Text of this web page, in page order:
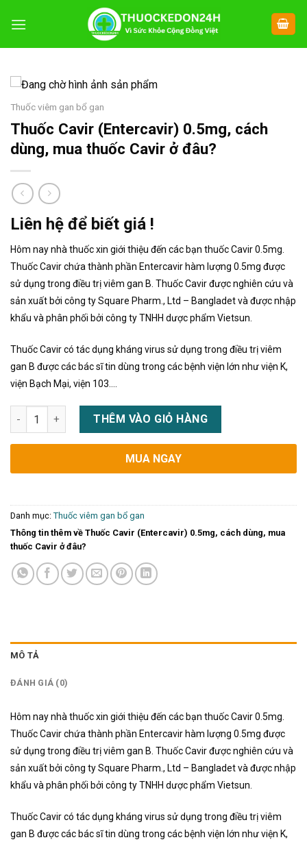
đến
Thuốc viêm gan bổ gan
Thuốc Cavir (Entercavir) 0.5mg, cách
dùng, mua thuốc Cavir ở đâu?
Liên hệ để biết giá !
Hôm nay nhà thuốc xin giới thiệu đến các bạn thuốc Cavir 0.5mg.
Thuốc Cavir chứa thành phần Entercavir hàm lượng 0.5mg được
sử dụng trong điều trị viêm gan B. Thuốc Cavir được nghiên cứu và
sản xuất bởi công ty Square Pharm., Ltd – Bangladet và được nhập
khẩu và phân phối bởi công ty TNHH dược phẩm Vietsun.
Thuốc Cavir có tác dụng kháng virus sử dụng trong điều trị viêm
gan B được các bác sĩ tin dùng trong các bệnh viện lớn như viện K,
viện Bạch Mại, viện 103….
Thuốc Cavir (Entercavir) 0.5mg, cách dùng, mua thuốc Cavir ở
THÊM VÀO GIỎ HÀNG
MUA NGAY
Danh mục: Thuốc viêm gan bổ gan
Thông tin thêm về Thuốc Cavir (Entercavir) 0.5mg, cách dùng, mua
thuốc Cavir ở đâu?
MÔ TẢ
ĐÁNH GIÁ (0)
Hôm nay nhà thuốc xin giới thiệu đến các bạn thuốc Cavir 0.5mg.
Thuốc Cavir chứa thành phần Entercavir hàm lượng 0.5mg được
sử dụng trong điều trị viêm gan B. Thuốc Cavir được nghiên cứu và
sản xuất bởi công ty Square Pharm., Ltd – Bangladet và được nhập
khẩu và phân phối bởi công ty TNHH dược phẩm Vietsun.
Thuốc Cavir có tác dụng kháng virus sử dụng trong điều trị viêm
gan B được các bác sĩ tin dùng trong các bệnh viện lớn như viện K,